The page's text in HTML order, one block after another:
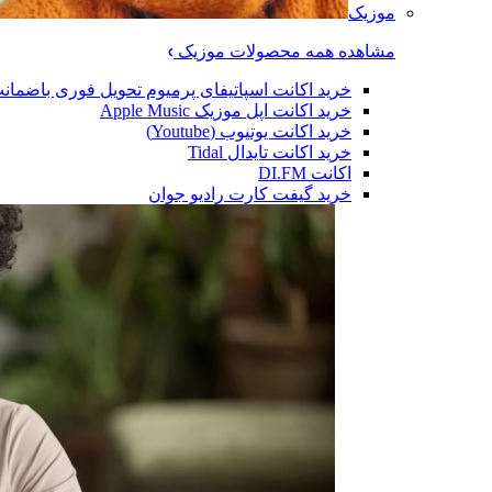
موزیک
مشاهده همه محصولات موزیک
خرید اکانت اسپاتیفای پرمیوم تحویل فوری
خرید اکانت اپل موزیک Apple Music
خرید اکانت یوتیوب (Youtube)
خرید اکانت تایدال Tidal
اکانت DI.FM
خرید گیفت کارت رادیو جوان